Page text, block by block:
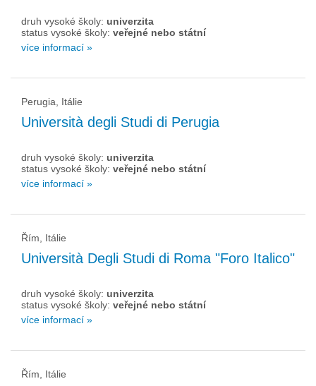
druh vysoké školy: univerzita
status vysoké školy: veřejné nebo státní
více informací »
Perugia, Itálie
Università degli Studi di Perugia
druh vysoké školy: univerzita
status vysoké školy: veřejné nebo státní
více informací »
Řím, Itálie
Università Degli Studi di Roma "Foro Italico"
druh vysoké školy: univerzita
status vysoké školy: veřejné nebo státní
více informací »
Řím, Itálie